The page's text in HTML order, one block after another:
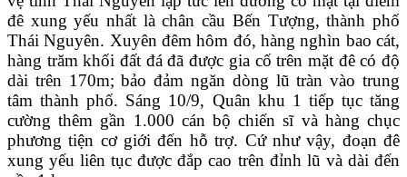
đê xung yếu nhất là chân cầu Bến Tượng, thành phố
Thái Nguyên. Xuyên đêm hôm đó, hàng nghìn bao cát,
hàng trăm khối đất đá đã được gia cố trên mặt đê có độ
dài trên 170m; bảo đảm ngăn dòng lũ tràn vào trung
tâm thành phố. Sáng 10/9, Quân khu 1 tiếp tục tăng
cường thêm gần 1.000 cán bộ chiến sĩ và hàng chục
phương tiện cơ giới đến hỗ trợ. Cứ như vậy, đoạn đê
xung yếu liên tục được đắp cao trên đỉnh lũ và dài đến